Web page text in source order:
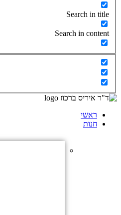
Search in title
Search in content
ראשי
חנות